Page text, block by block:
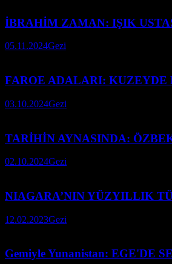
İBRAHİM ZAMAN: IŞIK
05.11.2024Gezi
FAROE ADALARI: KUZEYDE
03.10.2024Gezi
TARİHİN AYNASINDA:
02.10.2024Gezi
NIAGARA’NIN YÜZYILLIK
12.02.2023Gezi
Gemiyle Yunanistan: EGE'DE